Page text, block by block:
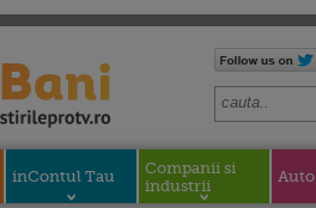
inContul Tau
Companii si
industrii
Auto